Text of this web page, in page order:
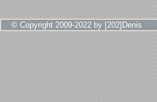
© Copyright 2009-2022 by [202]Denis